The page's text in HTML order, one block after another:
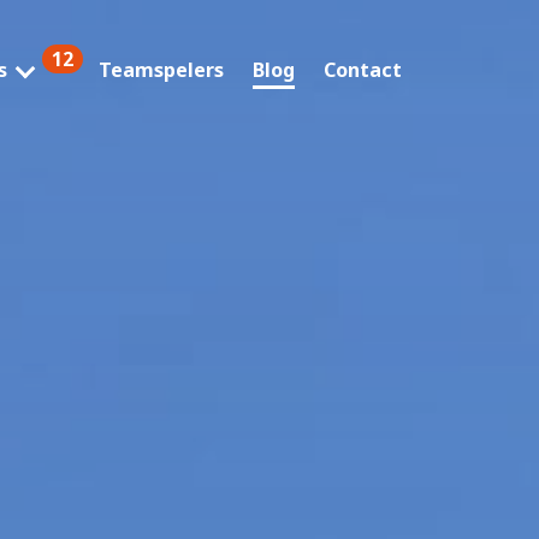
12 Teamspelers Blog Contact